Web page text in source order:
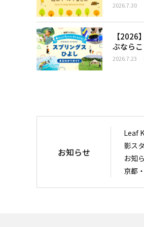
2026.7.30
【2026
ぶなら
2026.7.23
お知らせ
Leaf
影ス
お知
京都